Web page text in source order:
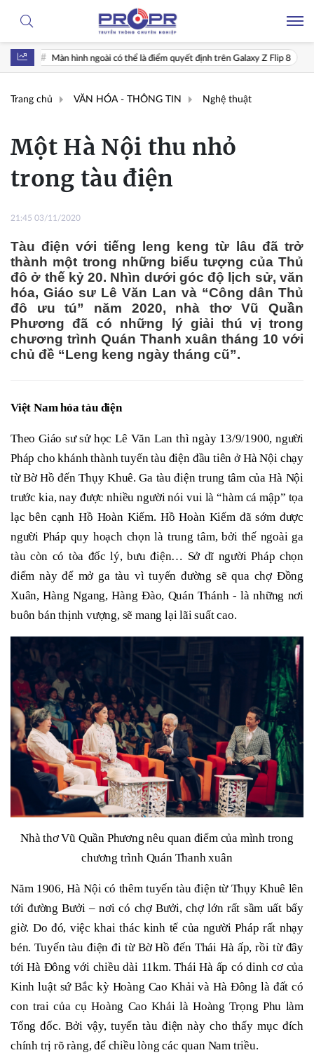
hình ngoài có thể là điểm quyết định trên Galaxy Z Flip 8 Tạp chí
Trang chủ VĂN HÓA - THÔNG TIN Nghệ thuật
Một Hà Nội thu nhỏ
trong tàu điện
21:45 03/11/2020
Tàu điện với tiếng leng keng từ lâu đã trở
thành một trong những biểu tượng của Thủ
đô ở thế kỷ 20. Nhìn dưới góc độ lịch sử, văn
hóa, Giáo sư Lê Văn Lan và “Công dân Thủ
đô ưu tú” năm 2020, nhà thơ Vũ Quần
Phương đã có những lý giải thú vị trong
chương trình Quán Thanh xuân tháng 10 với
chủ đề “Leng keng ngày tháng cũ”.
Việt Nam hóa tàu điện
Theo Giáo sư sử học Lê Văn Lan thì ngày 13/9/1900, người
Pháp cho khánh thành tuyến tàu điện đầu tiên ở Hà Nội chạy
từ Bờ Hồ đến Thụy Khuê. Ga tàu điện trung tâm của Hà Nội
trước kia, nay được nhiều người nói vui là “hàm cá mập” tọa
lạc bên cạnh Hồ Hoàn Kiếm. Hồ Hoàn Kiếm đã sớm được
người Pháp quy hoạch chọn là trung tâm, bởi thế ngoài ga
tàu còn có tòa đốc lý, bưu điện… Sở dĩ người Pháp chọn
điểm này để mở ga tàu vì tuyến đường sẽ qua chợ Đồng
Xuân, Hàng Ngang, Hàng Đào, Quán Thánh - là những nơi
buôn bán thịnh vượng, sẽ mang lại lãi suất cao.
Nhà thơ Vũ Quần Phương nêu quan điểm của mình trong
chương trình Quán Thanh xuân
Năm 1906, Hà Nội có thêm tuyến tàu điện từ Thụy Khuê lên
tới đường Bưởi – nơi có chợ Bưởi, chợ lớn rất sầm uất bấy
giờ. Do đó, việc khai thác kinh tế của người Pháp rất nhạy
bén. Tuyến tàu điện đi từ Bờ Hồ đến Thái Hà ấp, rồi từ đây
tới Hà Đông với chiều dài 11km. Thái Hà ấp có dinh cơ của
Kinh luật sứ Bắc kỳ Hoàng Cao Khải và Hà Đông là đất có
con trai của cụ Hoàng Cao Khải là Hoàng Trọng Phu làm
Tổng đốc. Bởi vậy, tuyến tàu điện này cho thấy mục đích
chính trị rõ ràng, để chiều lòng các quan Nam triều.